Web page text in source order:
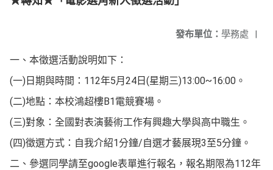
發布單位： 學務處 |
一、本徵選活動說明如下：
(一)日期與時間：112年5月24日(星期三)13:00~16:00。
(二)地點：本校鴻超樓B1電競賽場。
(三)對象：全國對表演藝術工作有興趣大學與高中職生。
(四)徵選方式：自我介紹1分鐘/自選才藝展現3至5分鐘。
二、參選同學請至google表單進行報名，報名期限為112年